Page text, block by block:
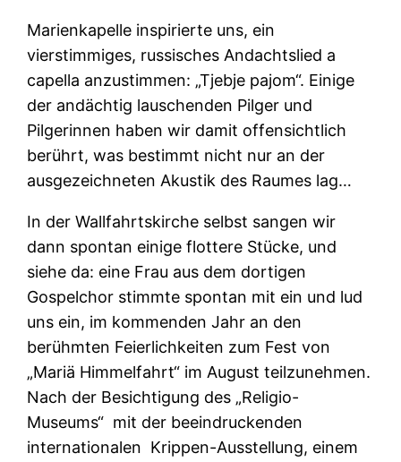
Marienkapelle inspirierte uns, ein
vierstimmiges, russisches Andachtslied a
capella anzustimmen: „Tjebje pajom“. Einige
der andächtig lauschenden Pilger und
Pilgerinnen haben wir damit offensichtlich
berührt, was bestimmt nicht nur an der
ausgezeichneten Akustik des Raumes lag…
In der Wallfahrtskirche selbst sangen wir
dann spontan einige flottere Stücke, und
siehe da: eine Frau aus dem dortigen
Gospelchor stimmte spontan mit ein und lud
uns ein, im kommenden Jahr an den
berühmten Feierlichkeiten zum Fest von
„Mariä Himmelfahrt“ im August teilzunehmen.
Nach der Besichtigung des „Religio-
Museums“ mit der beeindruckenden
internationalen Krippen-Ausstellung, einem